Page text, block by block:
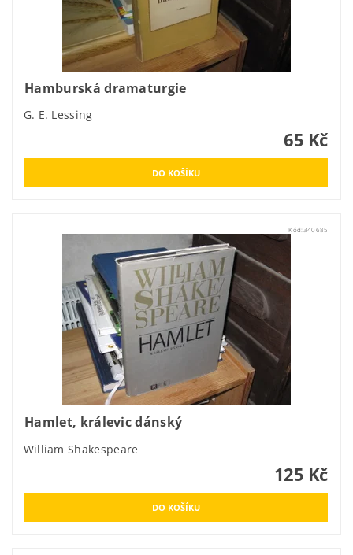
Hamburská dramaturgie
G. E. Lessing
65 Kč
Kód:340685
Hamlet, králevic dánský
William Shakespeare
125 Kč